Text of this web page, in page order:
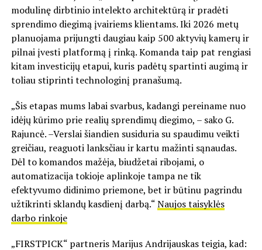
modulinę dirbtinio intelekto architektūrą ir pradėti
sprendimo diegimą įvairiems klientams. Iki 2026 metų
planuojama prijungti daugiau kaip 500 aktyvių kamerų ir
pilnai įvesti platformą į rinką. Komanda taip pat rengiasi
kitam investicijų etapui, kuris padėtų spartinti augimą ir
toliau stiprinti technologinį pranašumą.
„Šis etapas mums labai svarbus, kadangi pereiname nuo
idėjų kūrimo prie realių sprendimų diegimo, – sako G.
Rajuncė. –Verslai šiandien susiduria su spaudimu veikti
greičiau, reaguoti lanksčiau ir kartu mažinti sąnaudas.
Dėl to komandos mažėja, biudžetai ribojami, o
automatizacija tokioje aplinkoje tampa ne tik
efektyvumo didinimo priemone, bet ir būtinu pagrindu
užtikrinti sklandų kasdienį darbą.“Naujos taisyklės
darbo rinkoje
„FIRSTPICK“ partneris Marijus Andrijauskas teigia, kad: